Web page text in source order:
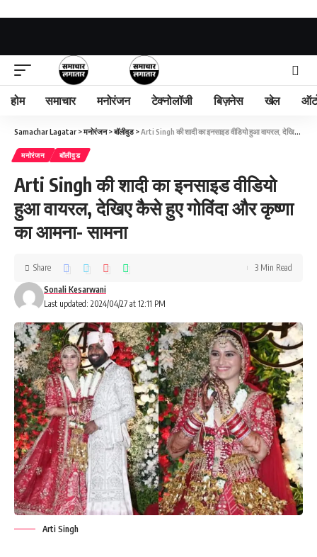
होम समाचार मनोरंजन टेक्नोलॉजी बिज़नेस खेल
Samachar Lagatar >मनोरंजन>बॉलीवुड>Arti Singh की शादी का इनसाइड वीडियो हुआ वायरल, देखिए कैसे हुए गोविंदा और कृष्णा का आमना- सामना
मनोरंजन बॉलीवुड
Arti Singh की शादी का इनसाइड वीडियो
हुआ वायरल, देखिए कैसे हुए गोविंदा और कृष्णा
का आमना- सामना
Last updated: 2024/04/27 at 12:11 PM
Sonali Kesarwani
Share 3 Min Read
Arti Singh